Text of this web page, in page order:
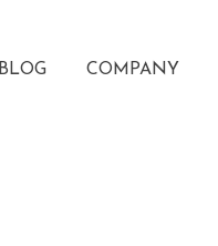
BLOG COMPANY